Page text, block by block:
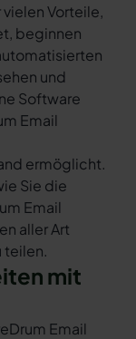
Vorteile,
beginnen
und
Software
Email
ermöglicht.
Sie die
Email
aller Art
teilen.
mit
Email